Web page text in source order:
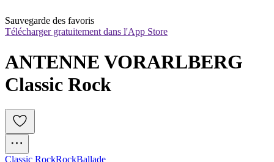
Sauvegarde des favoris
Télécharger gratuitement dans l'App Store
ANTENNE VORARLBERG
Classic Rock
Classic RockRockBallade